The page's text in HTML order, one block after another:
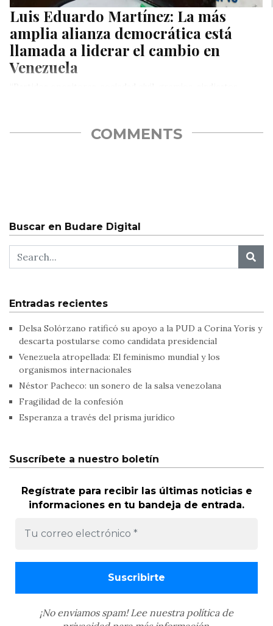
Luis Eduardo Martínez: La más
amplia alianza democrática está
llamada a liderar el cambio en
Venezuela
COMMENTS
Buscar en Budare Digital
Entradas recientes
Delsa Solórzano ratificó su apoyo a la PUD a Corina Yoris y
descarta postularse como candidata presidencial
Venezuela atropellada: El feminismo mundial y los
organismos internacionales
Néstor Pacheco: un sonero de la salsa venezolana
Fragilidad de la confesión
Esperanza a través del prisma jurídico
Suscríbete a nuestro boletín
Regístrate para recibir las últimas noticias e
informaciones en tu bandeja de entrada.
¡No enviamos spam! Lee nuestra política de